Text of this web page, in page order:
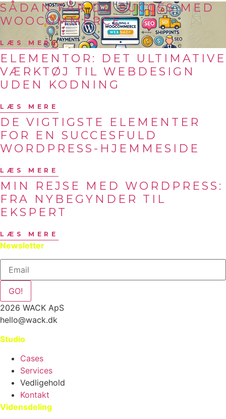
SÅDAN FÅR DU SUCCES MED
WOOCOMMERCE
LÆS MERE
ELEMENTOR: DET ULTIMATIVE
VÆRKTØJ TIL WEBDESIGN
UDEN KODNING
LÆS MERE
DE VIGTIGSTE ELEMENTER
FOR EN SUCCESFULD
WORDPRESS-HJEMMESIDE
LÆS MERE
MIN REJSE MED WORDPRESS:
FRA NYBEGYNDER TIL
EKSPERT
LÆS MERE
Newsletter
GO!
2026 WACK ApS
hello@wack.dk
Studio
Cases
Services
Vedligehold
Kontakt
Vidensdeling